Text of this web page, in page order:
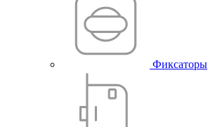
Фиксаторы